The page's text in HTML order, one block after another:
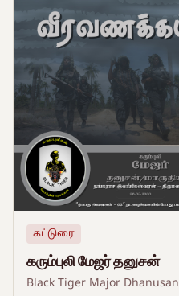
கட்டுரை
கரும்புலி மேஜர் தனுசன்
Black Tiger Major Dhanusan